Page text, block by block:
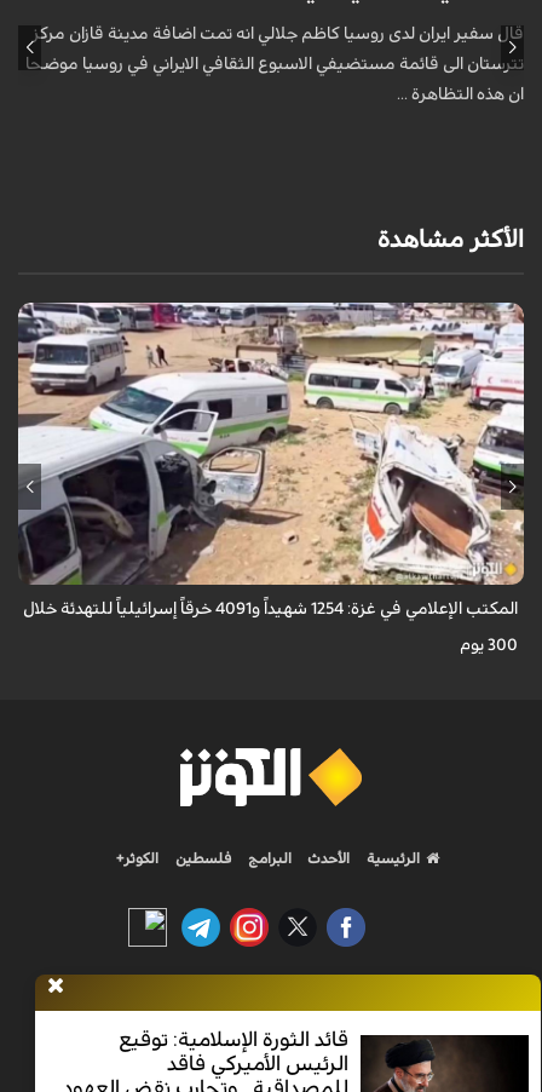
قال سفير ايران لدى روسيا كاظم جلالي انه تمت اضافة مدينة قازان مركز
تترستان الى قائمة مستضيفي الاسبوع الثقافي الايراني في روسيا موضحا
ان هذه التظاهرة ...
الأكثر مشاهدة
أعلن المكتب الإعلامي الحكومي في غزة ارتكاب الاحتلال الإسرائيلي أكثر من 4,091
خرقاً وانتهاكاً لاتفاق "وقف إطلاق النار" الممتد منذ 300 يوم، ما أسفر عن ...
المكتب الإعلامي في غزة: 1254 شهيداً و4091 خرقاً إسرائيلياً للتهدئة خلال
300 يوم
قائد الثورة الإسلامية: توقيع
الرئيس الأميركي فاقد
الرئيسية الأحدث البرامج فلسطين الكوثر+
Nilesat 11900 V | Badr 8 11747 V | Badr5 12284 V
جميع الحقوق محفوظة